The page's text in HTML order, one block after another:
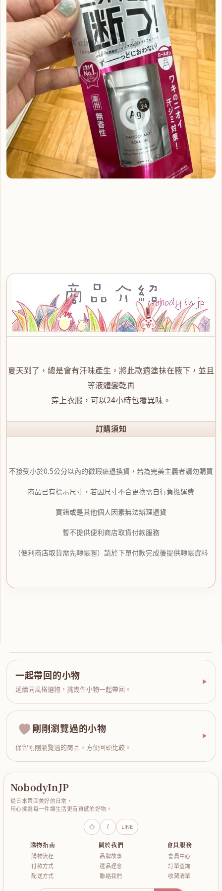
夏天到了，總是會有汗味產生，將此款適塗抹在腋下，並且
等液體變乾再
穿上衣服，可以24小時包覆異味。
訂購須知
不接受小於0.5公分以內的微瑕疵退換貨，若為完美主義者請勿購買
商品已有標示尺寸，若因尺寸不合更換需自行負擔運費
買錯或是其他個人因素無法辦理退貨
暫不提供便利商店取貨付款服務
（便利商店取貨需先轉帳喔）請於下單付款完成後提供轉帳資料
一起帶回的小物
延續同風格選物，挑幾件小物一起帶回。
剛剛瀏覽過的小物
保留剛剛瀏覽過的商品，方便回頭比較。
NobodyInJP
從日本帶回美好的日常，
用心挑選每一件讓生活更有質感的好物。
◎ f LINE
購物指南
購物流程
付款方式
配送方式
關於我們
品牌故事
選品理念
聯絡我們
會員服務
會員中心
訂單查詢
收藏清單